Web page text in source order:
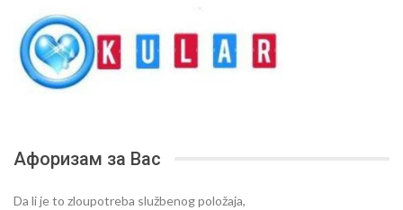
Афоризам за Вас
Da li je to zloupotreba službenog položaja,